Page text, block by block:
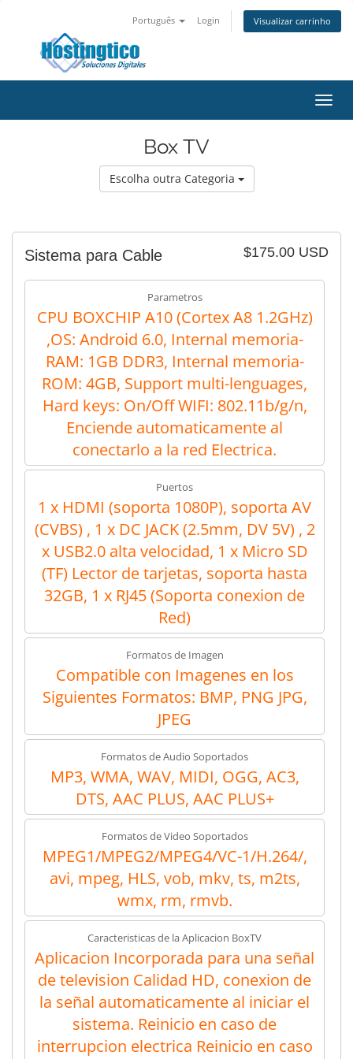
Português Login Visualizar carrinho
Box TV
Escolha outra Categoria
$175.00 USD
Sistema para Cable
Parametros
CPU BOXCHIP A10 (Cortex A8 1.2GHz)
,OS: Android 6.0, Internal memoria-
RAM: 1GB DDR3, Internal memoria-
ROM: 4GB, Support multi-lenguages,
Hard keys: On/Off WIFI: 802.11b/g/n,
Enciende automaticamente al
conectarlo a la red Electrica.
Puertos
1 x HDMI (soporta 1080P), soporta AV
(CVBS) , 1 x DC JACK (2.5mm, DV 5V) , 2
x USB2.0 alta velocidad, 1 x Micro SD
(TF) Lector de tarjetas, soporta hasta
32GB, 1 x RJ45 (Soporta conexion de
Red)
Formatos de Imagen
Compatible con Imagenes en los
Siguientes Formatos: BMP, PNG JPG,
JPEG
Formatos de Audio Soportados
MP3, WMA, WAV, MIDI, OGG, AC3,
DTS, AAC PLUS, AAC PLUS+
Formatos de Video Soportados
MPEG1/MPEG2/MPEG4/VC-1/H.264/,
avi, mpeg, HLS, vob, mkv, ts, m2ts,
wmx, rm, rmvb.
Caracteristicas de la Aplicacion BoxTV
Aplicacion Incorporada para una señal
de television Calidad HD, conexion de
la señal automaticamente al iniciar el
sistema. Reinicio en caso de
interrupcion electrica Reinicio en caso